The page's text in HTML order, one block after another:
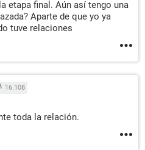
etapa final. Aún así tengo una
Aparte de que yo ya
tuve relaciones
16.108
toda la relación.